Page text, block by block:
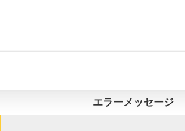
エラーメッセージ